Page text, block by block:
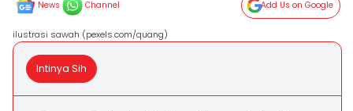
News Channel Add Us on Google
ilustrasi sawah (pexels.com/quang)
Intinya Sih